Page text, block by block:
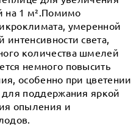
на 1 м².Помимо
умеренной
света,
количества шмелей
немного повысить
особенно при цветении
поддержания яркой
опыления и